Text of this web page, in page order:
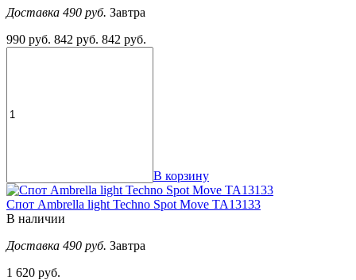
Доставка 490 руб. Завтра
990 руб. 842 руб. 842 руб.
В корзину
Спот Ambrella light Techno Spot Move TA13133
В наличии
Доставка 490 руб. Завтра
1 620 руб.